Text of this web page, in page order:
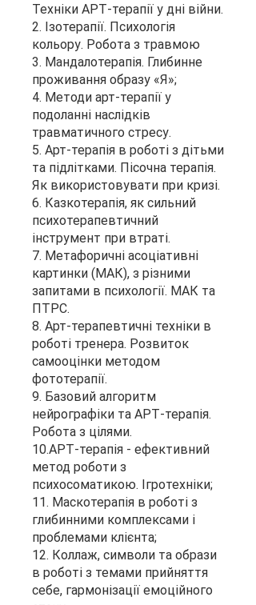
Техніки АРТ-терапії у дні війни.
2. Ізотерапії. Психологія
кольору. Робота з травмою
3. Мандалотерапія. Глибинне
проживання образу «Я»;
4. Методи арт-терапії у
подоланні наслідків
травматичного стресу.
5. Арт-терапія в роботі з дітьми
та підлітками. Пісочна терапія.
Як використовувати при кризі.
6. Казкотерапія, як сильний
психотерапевтичний
інструмент при втраті.
7. Метафоричні асоціативні
картинки (МАК), з різними
запитами в психології. МАК та
ПТРС.
8. Арт-терапевтичні техніки в
роботі тренера. Розвиток
самооцінки методом
фототерапії.
9. Базовий алгоритм
нейрографіки та АРТ-терапія.
Робота з цілями.
10.АРТ-терапія - ефективний
метод роботи з
психосоматикою. Ігротехніки;
11. Маскотерапія в роботі з
глибинними комплексами і
проблемами клієнта;
12. Коллаж, символи та образи
в роботі з темами прийняття
себе, гармонізації емоційного